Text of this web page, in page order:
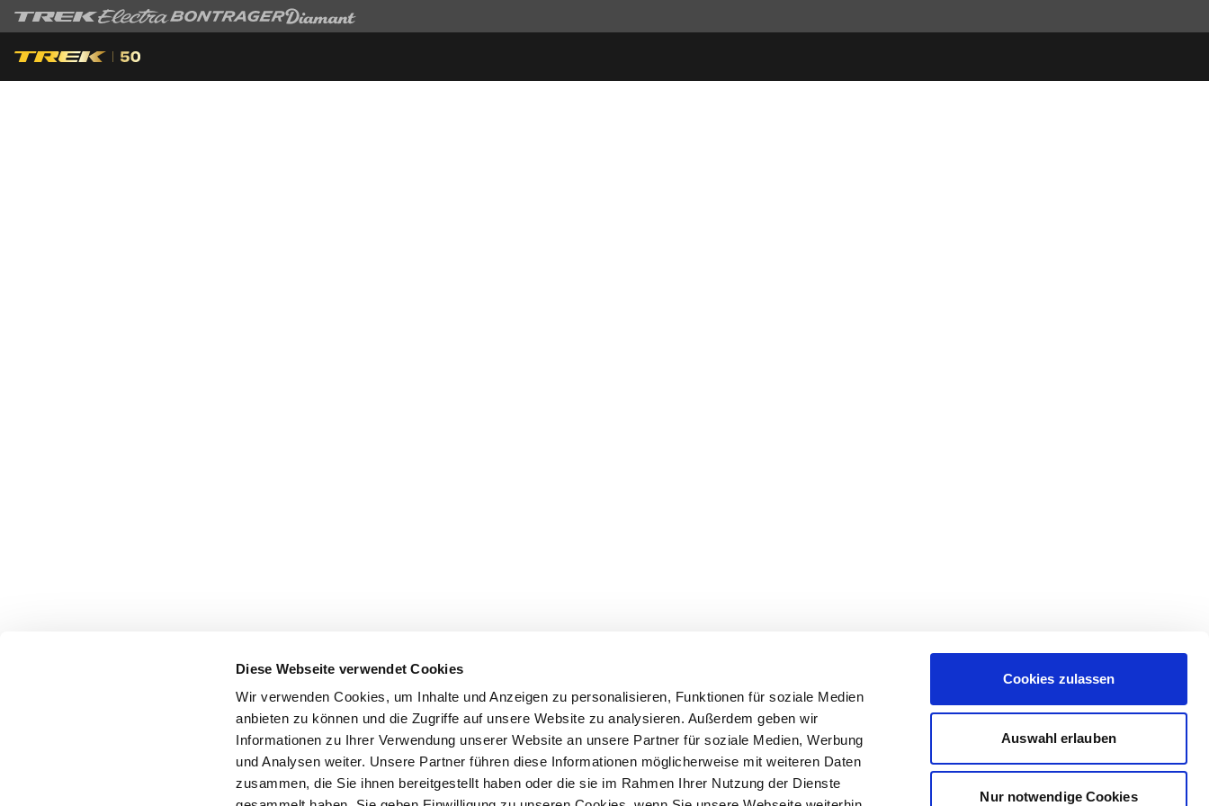
Diese Webseite verwendet Cookies
Wir verwenden Cookies, um Inhalte und Anzeigen zu personalisieren, Funktionen für soziale Medien
anbieten zu können und die Zugriffe auf unsere Website zu analysieren. Außerdem geben wir
Informationen zu Ihrer Verwendung unserer Website an unsere Partner für soziale Medien, Werbung
und Analysen weiter. Unsere Partner führen diese Informationen möglicherweise mit weiteren Daten
zusammen, die Sie ihnen bereitgestellt haben oder die sie im Rahmen Ihrer Nutzung der Dienste
Cookies zulassen
Auswahl erlauben
Nur notwendige Cookies